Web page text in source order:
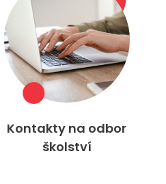
Kontakty na odbor
školství